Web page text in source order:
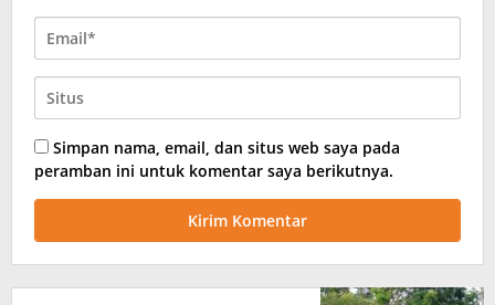
Simpan nama, email, dan situs web saya pada
peramban ini untuk komentar saya berikutnya.